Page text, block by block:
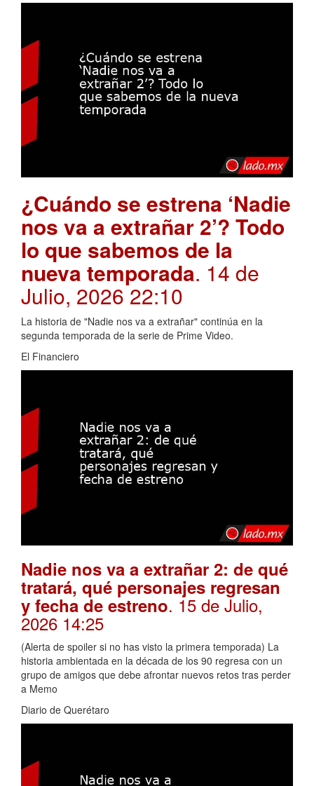
¿Cuándo se estrena ‘Nadie
nos va a extrañar 2’? Todo
lo que sabemos de la
nueva temporada. 14 de
Julio, 2026 22:10
La historia de "Nadie nos va a extrañar" continúa en la
segunda temporada de la serie de Prime Video.
El Financiero
Nadie nos va a extrañar 2: de qué
tratará, qué personajes regresan
y fecha de estreno. 15 de Julio,
2026 14:25
(Alerta de spoiler si no has visto la primera temporada) La
historia ambientada en la década de los 90 regresa con un
grupo de amigos que debe afrontar nuevos retos tras perder
a Memo
Diario de Querétaro